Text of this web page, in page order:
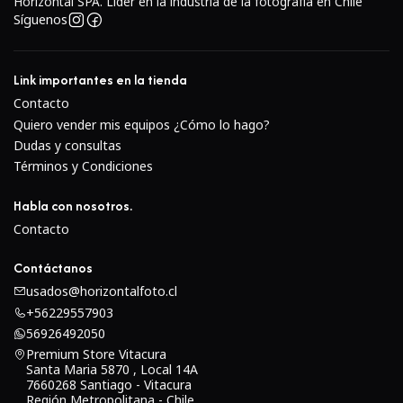
preciso, junto con una anulación de enfoque manual a
beneficia el uso de poca profundidad de campo y técnicas
de enfoque selectivo.
Síguenos
Link importantes en la tienda
Contacto
Quiero vender mis equipos ¿Cómo lo hago?
Dudas y consultas
Términos y Condiciones
Habla con nosotros.
Contacto
Contáctanos
usados@horizontalfoto.cl
+56229557903
56926492050
Premium Store Vitacura
Santa Maria 5870 , Local 14A
7660268 Santiago - Vitacura